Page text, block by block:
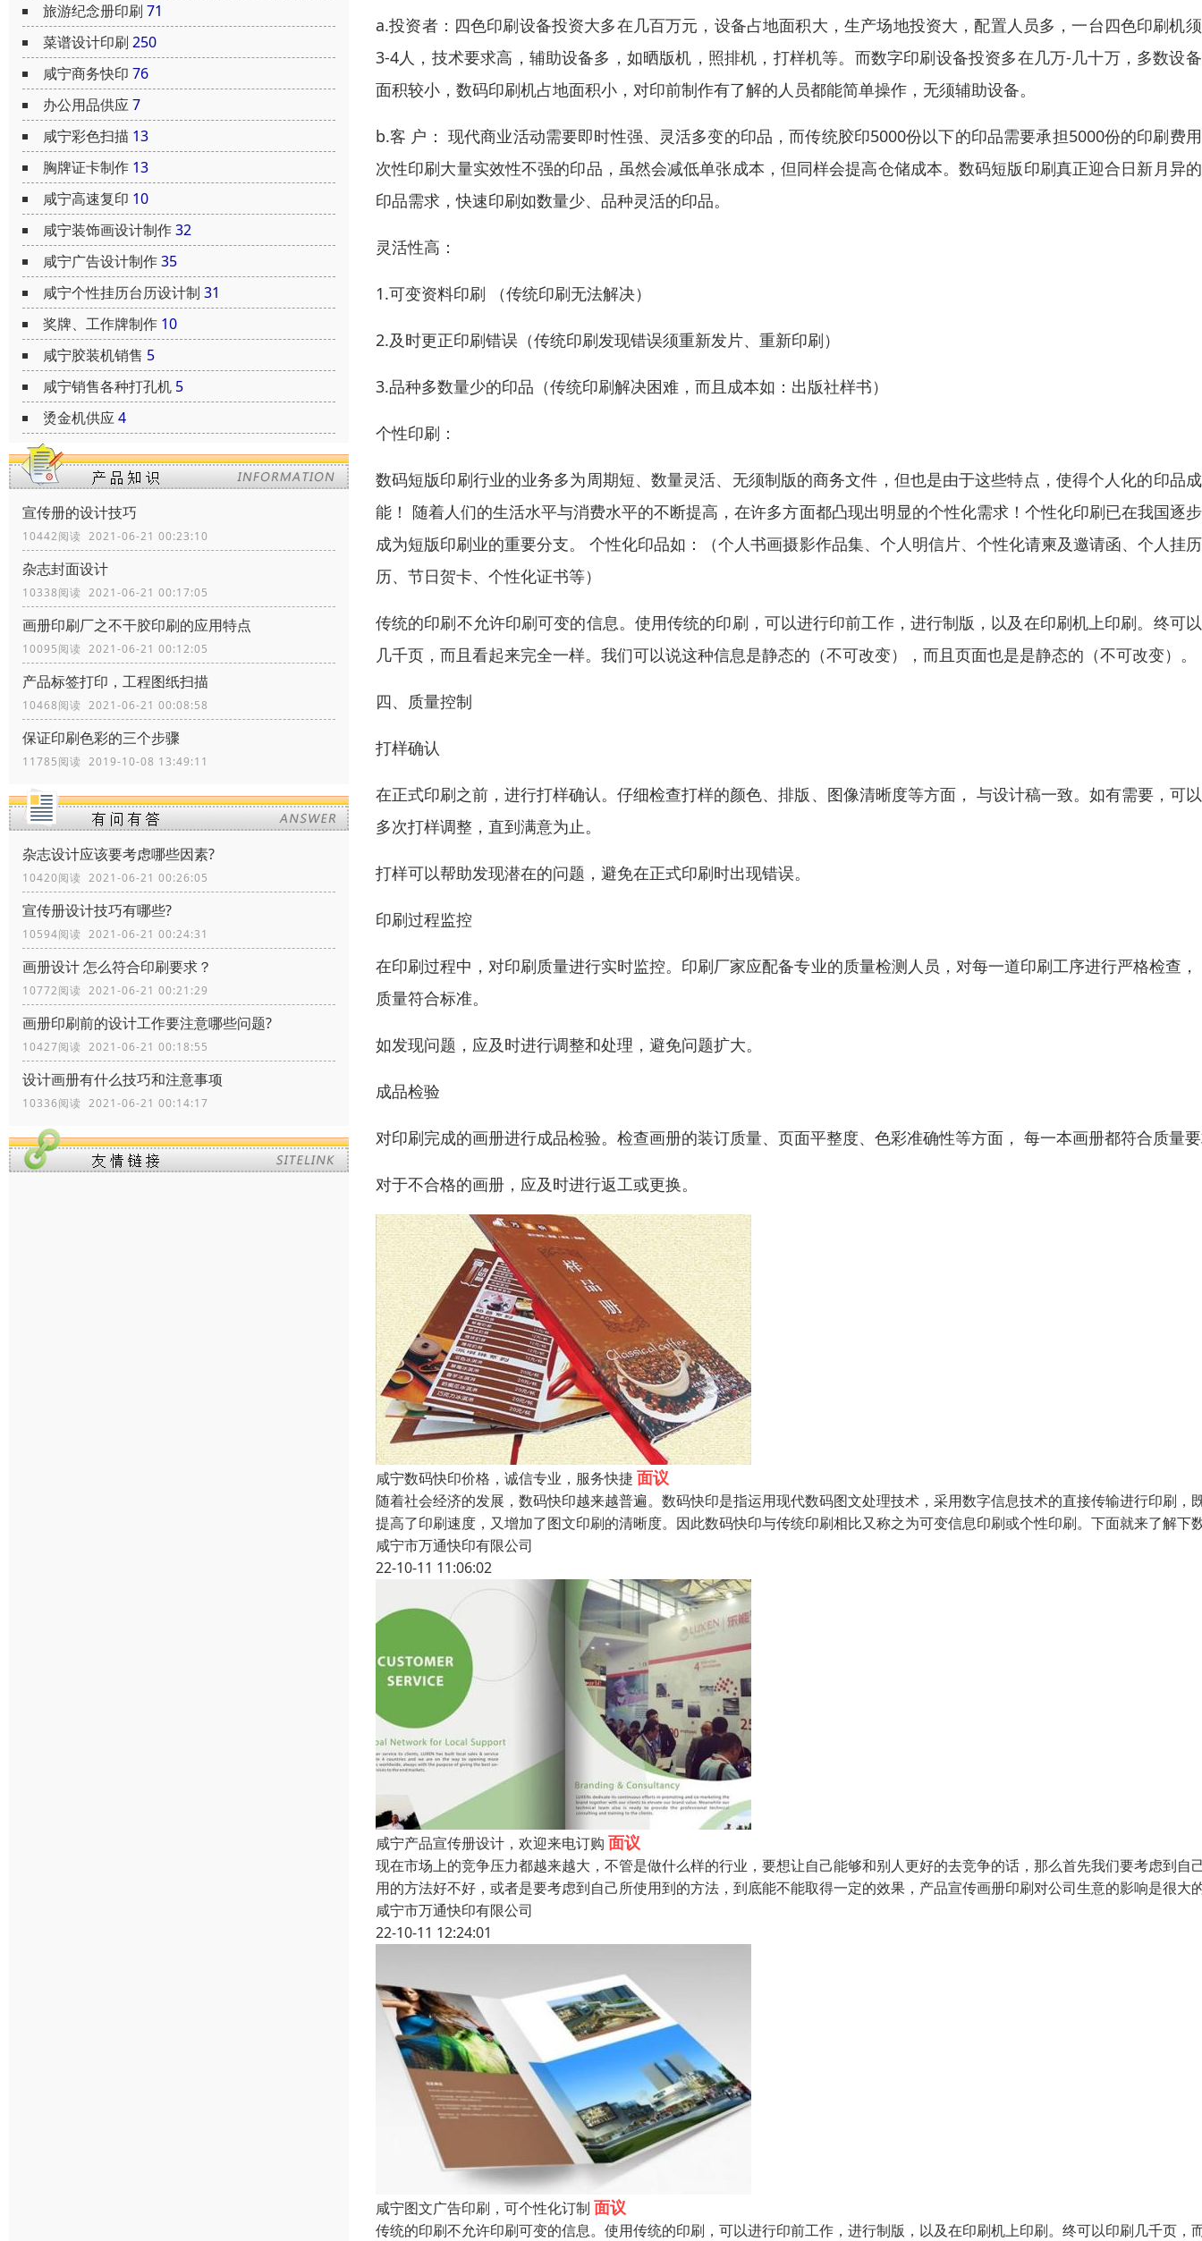
旅游纪念册印刷 71
菜谱设计印刷 250
咸宁商务快印 76
办公用品供应7
咸宁彩色扫描 13
胸牌证卡制作 13
咸宁高速复印 10
咸宁装饰画设计制作32
咸宁广告设计制作35
咸宁个性挂历台历设计制 31
奖牌、工作牌制作 10
咸宁胶装机销售 5
咸宁销售各种打孔机 5
烫金机供应4
宣传册的设计技巧
10442阅读 2021-06-21 00:23:10
杂志封面设计
10338阅读 2021-06-21 00:17:05
画册印刷厂之不干胶印刷的应用特点
10095阅读 2021-06-21 00:12:05
产品标签打印，工程图纸扫描
10468阅读 2021-06-21 00:08:58
保证印刷色彩的三个步骤
11785阅读 2019-10-08 13:49:11
杂志设计应该要考虑哪些因素?
10420阅读 2021-06-21 00:26:05
宣传册设计技巧有哪些?
10594阅读 2021-06-21 00:24:31
画册设计 怎么符合印刷要求？
10772阅读 2021-06-21 00:21:29
画册印刷前的设计工作要注意哪些问题?
10427阅读 2021-06-21 00:18:55
设计画册有什么技巧和注意事项
10336阅读 2021-06-21 00:14:17
a.投资者：四色印刷设备投资大多在几百万元，设备占地面积大，生产场地投资大，配置人员多，一台四色印刷机
3-4人，技术要求高，辅助设备多，如晒版机，照排机，打样机等。而数字印刷设备投资多在几万-几十万，多数设
面积较小，数码印刷机占地面积小，对印前制作有了解的人员都能简单操作，无须辅助设备。
b.客 户： 现代商业活动需要即时性强、灵活多变的印品，而传统胶印5000份以下的印品需要承担5000份的印刷费
次性印刷大量实效性不强的印品，虽然会减低单张成本，但同样会提高仓储成本。数码短版印刷真正迎合日新月异
印品需求，快速印刷如数量少、品种灵活的印品。
灵活性高：
1.可变资料印刷 （传统印刷无法解决）
2.及时更正印刷错误（传统印刷发现错误须重新发片、重新印刷）
3.品种多数量少的印品（传统印刷解决困难，而且成本如：出版社样书）
个性印刷：
数码短版印刷行业的业务多为周期短、数量灵活、无须制版的商务文件，但也是由于这些特点，使得个人化的印品
能！ 随着人们的生活水平与消费水平的不断提高，在许多方面都凸现出明显的个性化需求！个性化印刷已在我国逐
成为短版印刷业的重要分支。 个性化印品如：（个人书画摄影作品集、个人明信片、个性化请柬及邀请函、个人挂
历、节日贺卡、个性化证书等）
传统的印刷不允许印刷可变的信息。使用传统的印刷，可以进行印前工作，进行制版，以及在印刷机上印刷。终可
几千页，而且看起来完全一样。我们可以说这种信息是静态的（不可改变），而且页面也是是静态的（不可改变）。
四、质量控制
打样确认
在正式印刷之前，进行打样确认。仔细检查打样的颜色、排版、图像清晰度等方面， 与设计稿一致。如有需要，可
多次打样调整，直到满意为止。
打样可以帮助发现潜在的问题，避免在正式印刷时出现错误。
印刷过程监控
在印刷过程中，对印刷质量进行实时监控。印刷厂家应配备专业的质量检测人员，对每一道印刷工序进行严格检查，
质量符合标准。
如发现问题，应及时进行调整和处理，避免问题扩大。
成品检验
对印刷完成的画册进行成品检验。检查画册的装订质量、页面平整度、色彩准确性等方面， 每一本画册都符合质量
对于不合格的画册，应及时进行返工或更换。
咸宁数码快印价格，诚信专业，服务快捷 面议
随着社会经济的发展，数码快印越来越普遍。数码快印是指运用现代数码图文处理技术，采用数字信息技术的直接传输进行印刷，
提高了印刷速度，又增加了图文印刷的清晰度。因此数码快印与传统印刷相比又称之为可变信息印刷或个性印刷。下面就来了解下
咸宁市万通快印有限公司
22-10-11 11:06:02
咸宁产品宣传册设计，欢迎来电订购 面议
现在市场上的竞争压力都越来越大，不管是做什么样的行业，要想让自己能够和别人更好的去竞争的话，那么首先我们要考虑到自
用的方法好不好，或者是要考虑到自己所使用到的方法，到底能不能取得一定的效果，产品宣传画册印刷对公司生意的影响是很大
咸宁市万通快印有限公司
22-10-11 12:24:01
咸宁图文广告印刷，可个性化订制 面议
传统的印刷不允许印刷可变的信息。使用传统的印刷，可以进行印前工作，进行制版，以及在印刷机上印刷。终可以印刷几千页，